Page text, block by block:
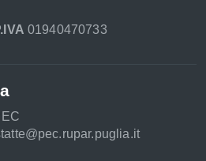
01940470733